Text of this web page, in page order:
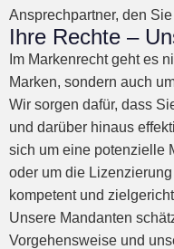
Ansprechpartner, den
Ihre Rechte –
Im Markenrecht geht es
Marken, sondern auch
Wir sorgen dafür, dass
und darüber hinaus
sich um eine potenzielle
oder um die
kompetent und
Unsere Mandanten
Vorgehensweise und